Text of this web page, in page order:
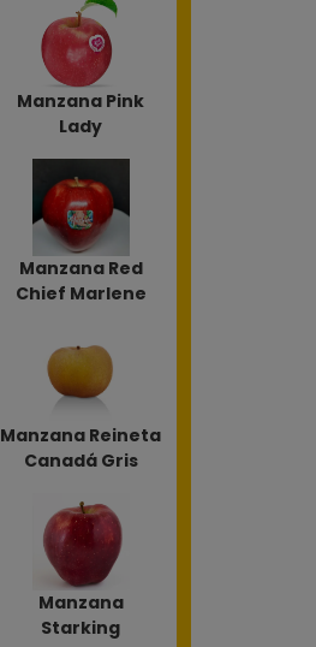
Manzana Pink
Lady
Manzana Red
Chief Marlene
Manzana Reineta
Canadá Gris
Manzana
Starking